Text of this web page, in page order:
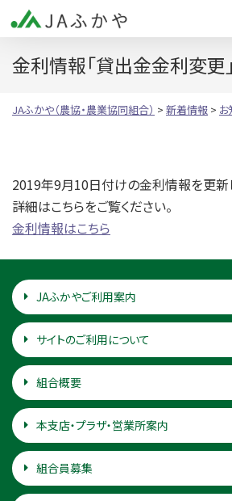
金利情報「貸出金金利変更」
JAふかや（農協・農業協同組合） > 新着情報 > お
2019年9月10日付けの金利情報を更新
詳細はこちらをご覧ください。
金利情報はこちら
JAふかやご利用案内
サイトのご利用について
組合概要
本支店・プラザ・営業所案内
組合員募集